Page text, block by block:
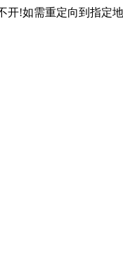
开!如需重定向到指定